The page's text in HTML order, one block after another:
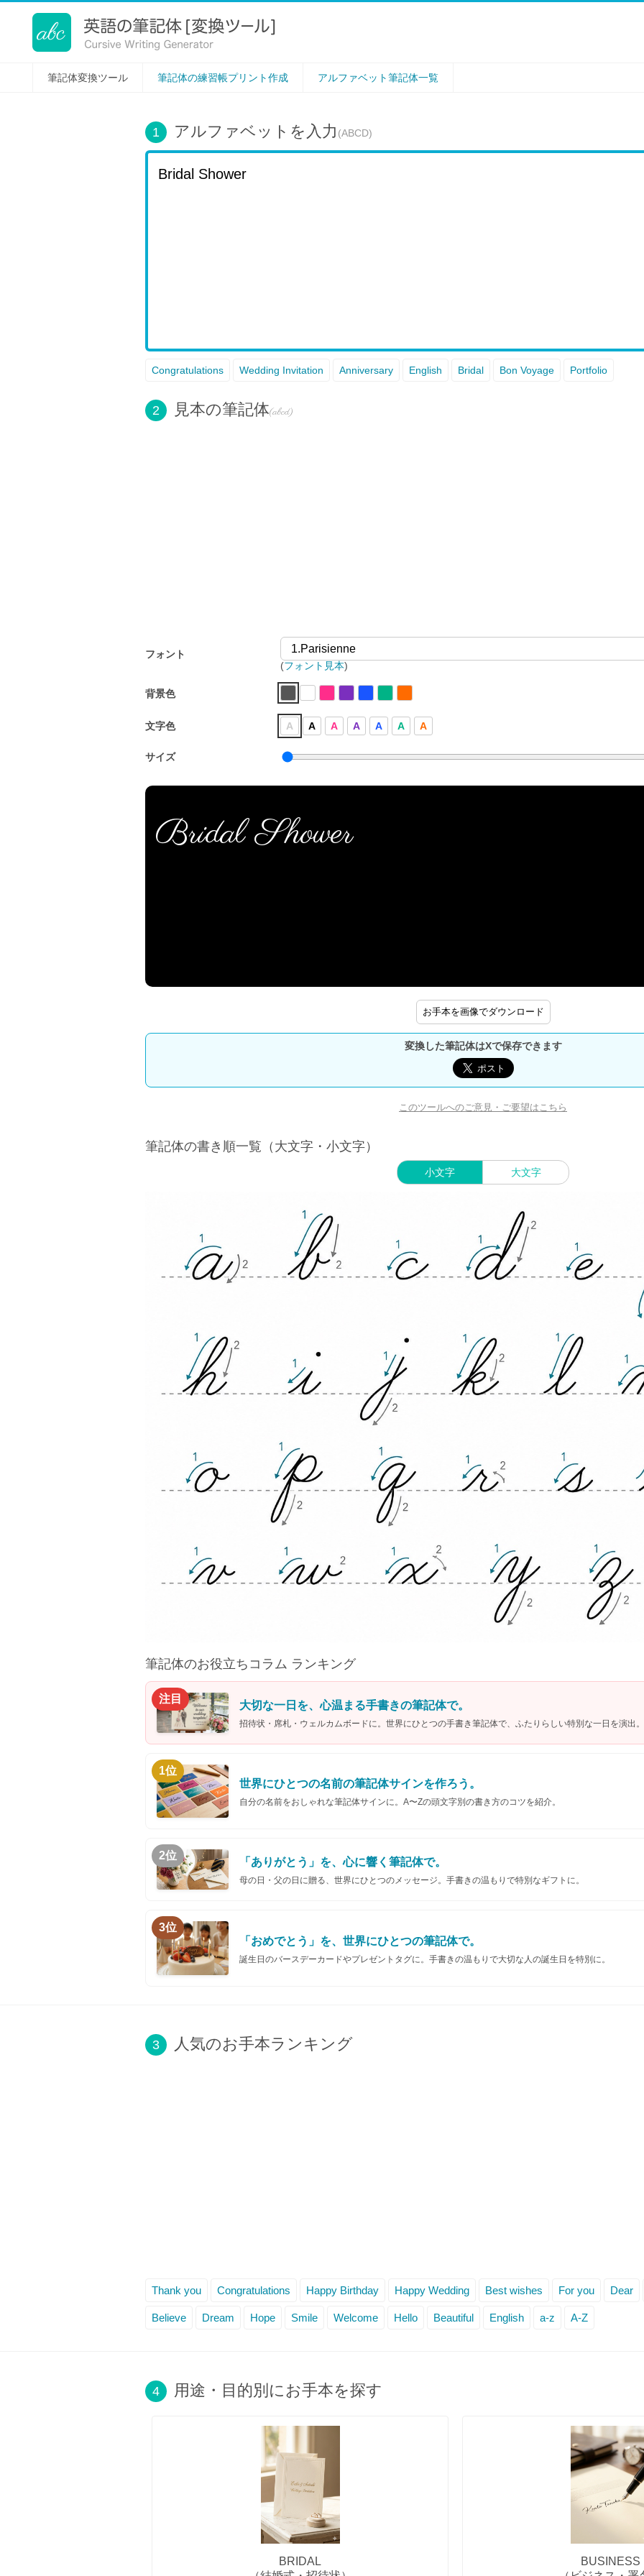
筆記体変換ツール[Cursive Writing]
筆記体変換ツール 筆記体の練習帳プリント作成 アルファベット筆記体一覧
1 アルファベットを入力 (ABCD)
Congratulations Wedding Invitation Anniversary English Bridal Bon Voyage Portfolio
2 見本の筆記体(abcd)
フォント
(フォント見本)
背景色
文字色 A A A A A A A
サイズ
お手本を画像でダウンロード
変換した筆記体はXで保存できます
このツールへのご意見・ご要望はこちら
筆記体の書き順一覧（大文字・小文字）
小文字 大文字
筆記体のお役立ちコラム ランキング
注目
大切な一日を、心温まる手書きの筆記体で。
招待状・席札・ウェルカムボードに。世界にひとつの手書き筆記体で、ふたりらしい特別な一日を演出。
1位
世界にひとつの名前の筆記体サインを作ろう。
自分の名前をおしゃれな筆記体サインに。A〜Zの頭文字別の書き方のコツを紹介。
2位
「ありがとう」を、心に響く筆記体で。
母の日・父の日に贈る、世界にひとつのメッセージ。手書きの温もりで特別なギフトに。
3位
「おめでとう」を、世界にひとつの筆記体で。
誕生日のバースデーカードやプレゼントタグに。手書きの温もりで大切な人の誕生日を特別に。
3 人気のお手本ランキング
Thank you Congratulations Happy Birthday Happy Wedding Best wishes For you Dear
Believe Dream Hope Smile Welcome Hello Beautiful English a-z A-Z
4 用途・目的別にお手本を探す
BRIDAL
BUSINESS